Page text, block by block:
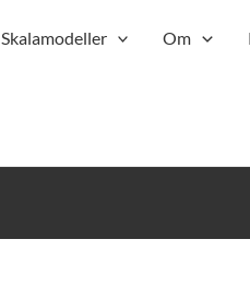
Skalamodeller Om